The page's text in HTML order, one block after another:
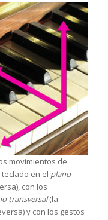
movimientos de
en el plano
con los
transversal(la
y con los gestos